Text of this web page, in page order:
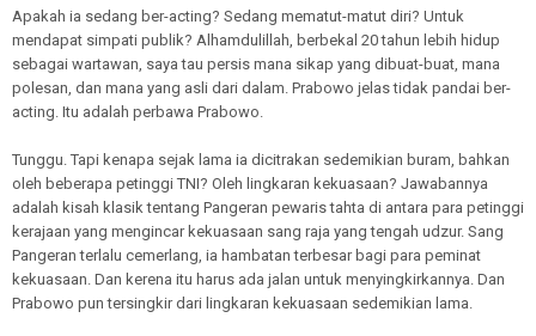
Apakah ia sedang ber-acting? Sedang mematut-matut diri? Untuk
mendapat simpati publik? Alhamdulillah, berbekal 20 tahun lebih hidup
sebagai wartawan, saya tau persis mana sikap yang dibuat-buat, mana
polesan, dan mana yang asli dari dalam. Prabowo jelas tidak pandai ber-
acting. Itu adalah perbawa Prabowo.
Tunggu. Tapi kenapa sejak lama ia dicitrakan sedemikian buram, bahkan
oleh beberapa petinggi TNI? Oleh lingkaran kekuasaan? Jawabannya
adalah kisah klasik tentang Pangeran pewaris tahta di antara para petinggi
kerajaan yang mengincar kekuasaan sang raja yang tengah udzur. Sang
Pangeran terlalu cemerlang, ia hambatan terbesar bagi para peminat
kekuasaan. Dan kerena itu harus ada jalan untuk menyingkirkannya. Dan
Prabowo pun tersingkir dari lingkaran kekuasaan sedemikian lama.